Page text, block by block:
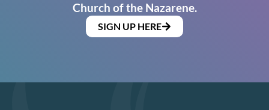
Church of the Nazarene.
SIGN UP HERE